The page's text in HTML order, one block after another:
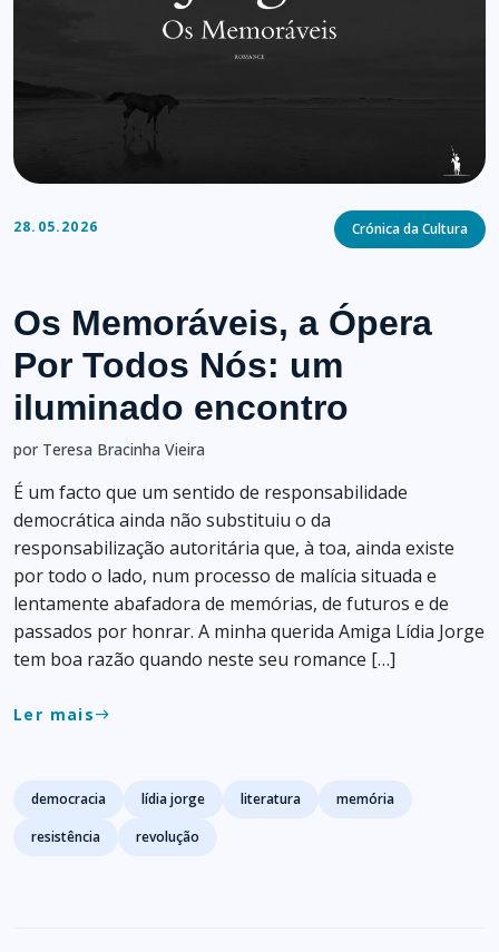
28.05.2026 Categories
Crónica da Cultura
Os Memoráveis, a Ópera
Por Todos Nós: um
iluminado encontro
por Teresa Bracinha Vieira
É um facto que um sentido de responsabilidade
democrática ainda não substituiu o da
responsabilização autoritária que, à toa, ainda existe
por todo o lado, num processo de malícia situada e
lentamente abafadora de memórias, de futuros e de
passados por honrar. A minha querida Amiga Lídia Jorge
tem boa razão quando neste seu romance […]
Ler maiseast
Tags
democracia lídia jorge literatura
memória
resistência
revolução